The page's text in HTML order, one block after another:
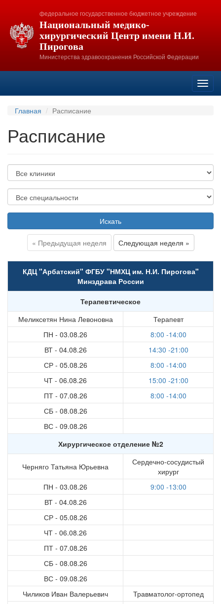
федеральное государственное бюджетное учреждение
Национальный медико-
хирургический Центр имени Н.И.
Пирогова
Министерства здравоохранения Российской Федерации
Главная
Расписание
Расписание
Искать
« Предыдущая неделя Следующая неделя »
КДЦ "Арбатский" ФГБУ "НМХЦ им. Н.И. Пирогова"
Минздрава России
Терапевтическое
Меликсетян Нина Левоновна
Терапевт
ПН - 03.08.26
8:00 -14:00
ВТ - 04.08.26
14:30 -21:00
СР - 05.08.26
8:00 -14:00
ЧТ - 06.08.26
15:00 -21:00
ПТ - 07.08.26
8:00 -14:00
СБ - 08.08.26
ВС - 09.08.26
Хирургическое отделение №2
Черняго Татьяна Юрьевна
Сердечно-сосудистый
хирург
ПН - 03.08.26
9:00 -13:00
ВТ - 04.08.26
СР - 05.08.26
ЧТ - 06.08.26
ПТ - 07.08.26
СБ - 08.08.26
ВС - 09.08.26
Чиликов Иван Валерьевич
Травматолог-ортопед